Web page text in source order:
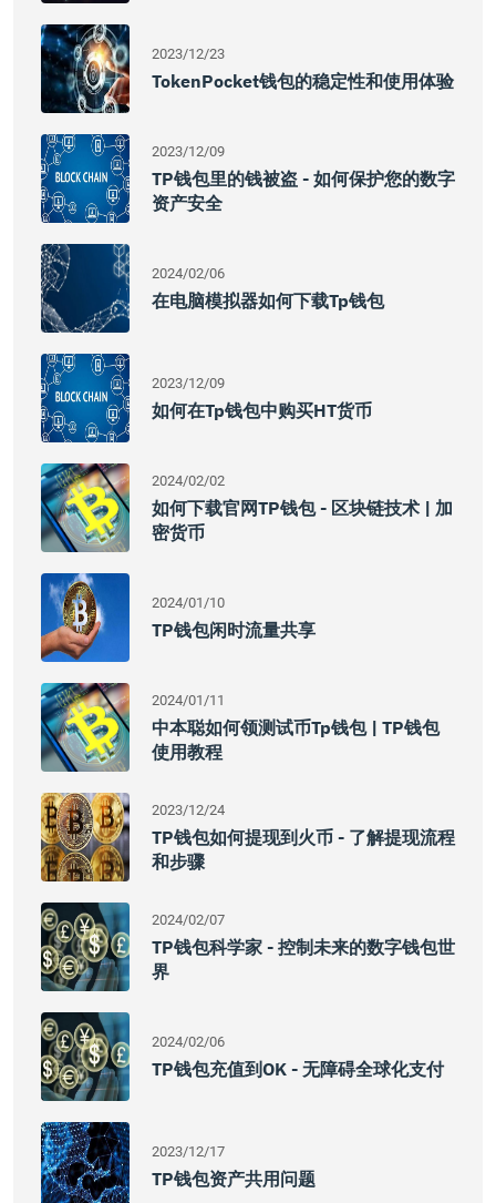
2023/12/23
TokenPocket钱包的稳定性和使用体验
2023/12/09
TP钱包里的钱被盗 - 如何保护您的数字
资产安全
2024/02/06
在电脑模拟器如何下载tp钱包
2023/12/09
如何在Tp钱包中购买HT货币
2024/02/02
如何下载官网TP钱包 - 区块链技术 | 加
密货币
2024/01/10
TP钱包闲时流量共享
2024/01/11
中本聪如何领测试币tp钱包 | TP钱包
使用教程
2023/12/24
TP钱包如何提现到火币 - 了解提现流程
和步骤
2024/02/07
TP钱包科学家 - 控制未来的数字钱包世
界
2024/02/06
TP钱包充值到OK - 无障碍全球化支付
2023/12/17
TP钱包资产共用问题